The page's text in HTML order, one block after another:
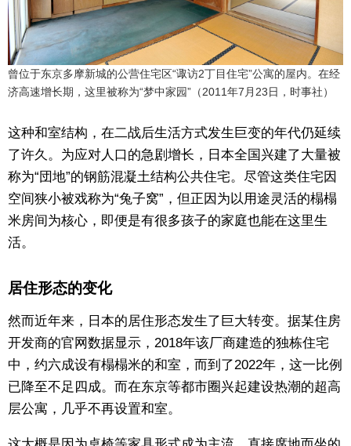
曾位于东京多摩新城的公营住宅区“诹访2丁目住宅”公寓的屋内。在经
济高速增长期，这里被称为“梦中家园”（2011年7月23日，时事社）
这种和室结构，在二战后生活方式发生巨变的年代仍延续
了许久。为应对人口的急剧增长，日本全国兴建了大量被
称为“団地”的钢筋混凝土结构公共住宅。尽管这类住宅因
空间狭小被戏称为“兔子窝”，但正因为以用途灵活的榻榻
米房间为核心，即便是有很多孩子的家庭也能在这里生
活。
居住形态的变化
然而近年来，日本的居住形态发生了巨大转变。据某住房
开发商的官网数据显示，2018年该厂商建造的独栋住宅
中，约六成设有榻榻米的和室，而到了2022年，这一比例
已降至不足四成。而在东京等都市圈兴起建设热潮的超高
层公寓，几乎不再设置和室。